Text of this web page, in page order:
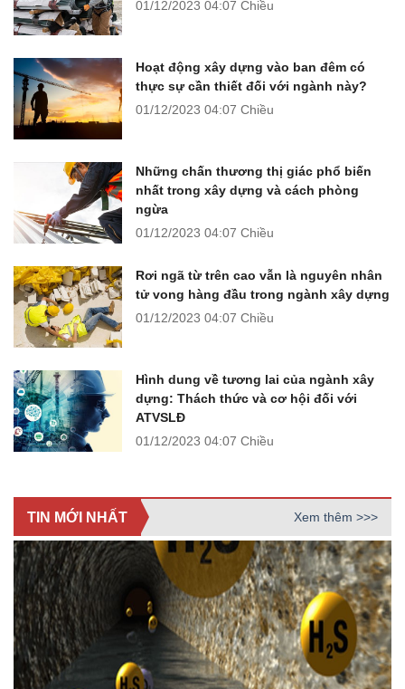
01/12/2023 04:07 Chiều
Hoạt động xây dựng vào ban đêm có
thực sự cần thiết đối với ngành này?
01/12/2023 04:07 Chiều
Những chấn thương thị giác phổ biến
nhất trong xây dựng và cách phòng
ngừa
01/12/2023 04:07 Chiều
Rơi ngã từ trên cao vẫn là nguyên nhân
tử vong hàng đầu trong ngành xây dựng
01/12/2023 04:07 Chiều
Hình dung về tương lai của ngành xây
dựng: Thách thức và cơ hội đối với
ATVSLĐ
01/12/2023 04:07 Chiều
TIN MỚI NHẤT Xem thêm >>>